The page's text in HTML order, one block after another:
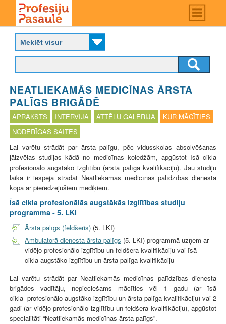
main
content
Main
menu
P
o
f
e
i
j
u
p
a
s
a
u
l
e
NEATLIEKAMĀS MEDICĪNAS ĀRSTA
PALĪGS BRIGĀDĒ
APRAKSTS INTERVIJA ATTĒLU GALERIJA
KUR MĀCĪTIES
NODERĪGAS SAITES
Lai varētu strādāt par ārsta palīgu, pēc vidusskolas absolvēšanas
jāizvēlas studijas kādā no medicīnas koledžām, apgūstot Īsā cikla
profesionālo augstāko izglītību (ārsta palīga kvalifikāciju). Jau studiju
laikā ir iespēja strādāt Neatliekamās medicīnas palīdzības dienestā
kopā ar pieredzējušiem mediķiem.
Īsā cikla profesionālās augstākās izglītības studiju
programma - 5. LKI
Ārsta palīgs (feldšeris) (5. LKI)
Ambulatorā dienesta ārsta palīgs (5. LKI) programmā uzņem ar
vidējo profesionālo izglītību un feldšera kvalifikāciju vai īsā
cikla augstāko izglītību un ārsta palīga kvalifikāciju
Lai varētu strādāt par Neatliekamās medicīnas palīdzības dienesta
brigādes vadītāju, nepieciešams mācīties vēl 1 gadu (ar īsā
cikla profesionālo augstāko izglītību un ārsta palīga kvalifikāciju) vai 2
gadi (ar vidējo profesionālo izglītību un feldšera kvalifikāciju), apgūstot
specialitāti “Neatliekamās medicīnas ārsta palīgs”.